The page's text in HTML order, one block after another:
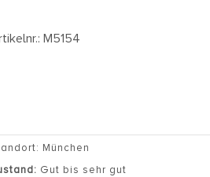
M5154
München
Gut bis sehr gut